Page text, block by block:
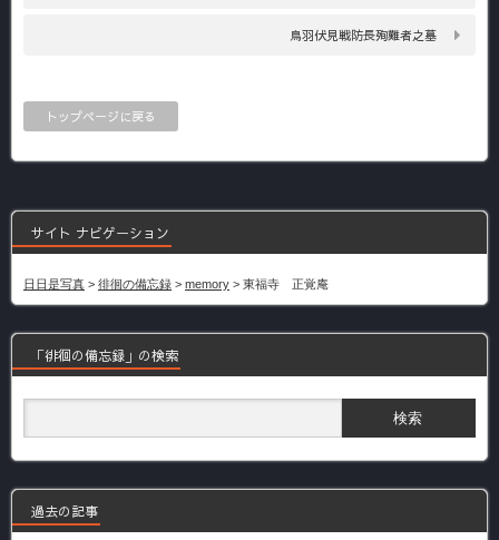
鳥羽伏見戦防長殉難者之墓
トップページに戻る
サイト ナビゲーション
日日是写真 > 徘徊の備忘録 > memory > 東福寺 正覚庵
「徘徊の備忘録」の検索
過去の記事